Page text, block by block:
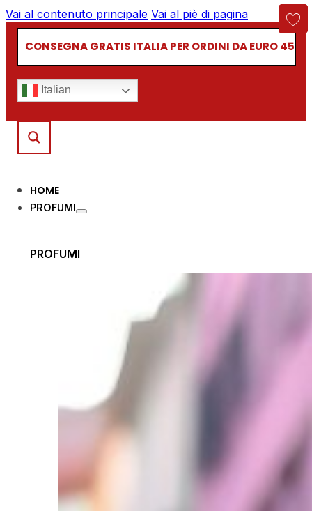
Vai al contenuto principale Vai al piè di pagina
CONSEGNA GRATIS ITALIA PER ORDINI DA EURO
Italian
HOME
PROFUMI
PROFUMI